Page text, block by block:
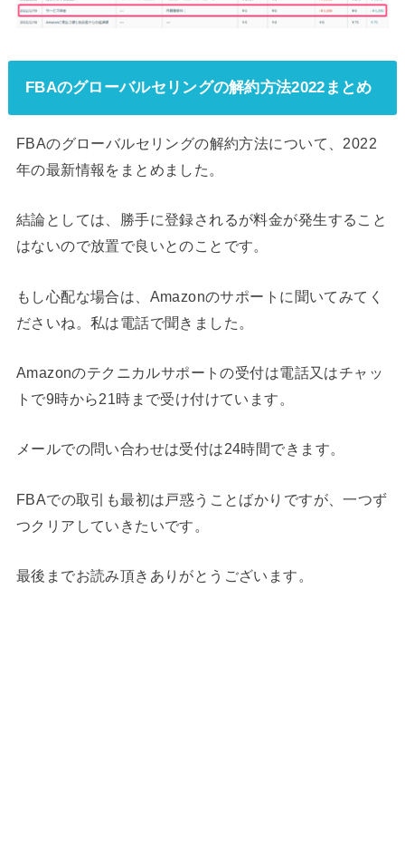
FBAのグローバルセリングの解約方法2022まとめ
FBAのグローバルセリングの解約方法について、2022
年の最新情報をまとめました。
結論としては、勝手に登録されるが料金が発生すること
はないので放置で良いとのことです。
もし心配な場合は、Amazonのサポートに聞いてみてく
ださいね。私は電話で聞きました。
Amazonのテクニカルサポートの受付は電話又はチャッ
トで9時から21時まで受け付けています。
メールでの問い合わせは受付は24時間できます。
FBAでの取引も最初は戸惑うことばかりですが、一つず
つクリアしていきたいです。
最後までお読み頂きありがとうございます。